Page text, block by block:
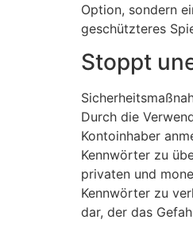
Option, sondern
geschützteres
Stoppt
Durch die
Kontoinhaber
Kennwörter zu
privaten und
Kennwörter zu
dar, der das